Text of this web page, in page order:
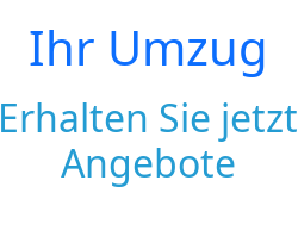
Ihr Umzug
Erhalten Sie jetzt
Angebote